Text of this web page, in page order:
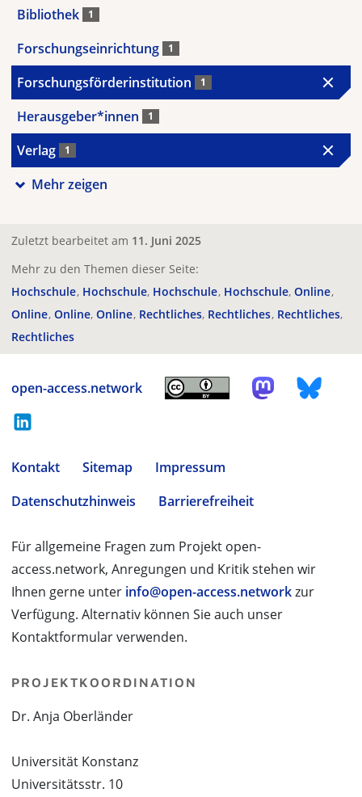
Bibliothek 1
Forschungseinrichtung 1
Forschungsförderinstitution 1
Herausgeber*innen 1
Verlag 1
Mehr zeigen
Zuletzt bearbeitet am 11. Juni 2025
Mehr zu den Themen dieser Seite:
Hochschule Hochschule Hochschule Hochschule Online
Online Online Online Rechtliches Rechtliches Rechtliches
Rechtliches
open-access.network
Kontakt Sitemap
Impressum
Datenschutzhinweis
Barrierefreiheit
Für allgemeine Fragen zum Projekt open-
access.network, Anregungen und Kritik stehen wir
Ihnen gerne unter info@open-access.networkzur
Verfügung. Alternativ können Sie auch unser
Kontaktformular verwenden.
PROJEKTKOORDINATION
Dr. Anja Oberländer
Universität Konstanz
Universitätsstr. 10